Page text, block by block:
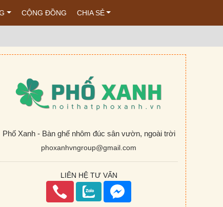
CỘNG ĐỒNG CHIA SẺ
Phố Xanh - Bàn ghế nhôm đúc sân vườn, ngoài trời
phoxanhvngroup@gmail.com
LIÊN HỆ TƯ VẤN